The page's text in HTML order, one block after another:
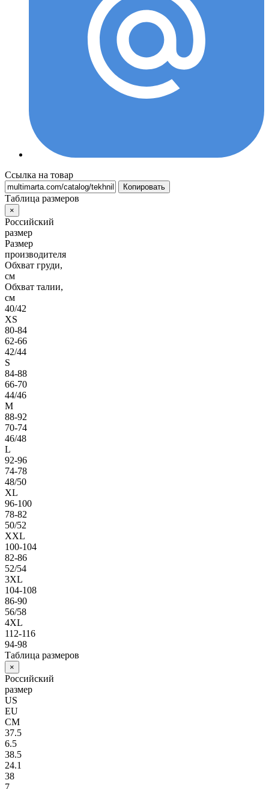
Ссылка на товар
Копировать
Таблица размеров
×
Российский
размер
Размер
производителя
Обхват груди,
см
Обхват талии,
см
40/42
XS
80-84
62-66
42/44
S
84-88
66-70
44/46
M
88-92
70-74
46/48
L
92-96
74-78
48/50
XL
96-100
78-82
50/52
XXL
100-104
82-86
52/54
3XL
104-108
86-90
56/58
4XL
112-116
94-98
Таблица размеров
×
Российский
размер
US
EU
СМ
37.5
6.5
38.5
24.1
38
7